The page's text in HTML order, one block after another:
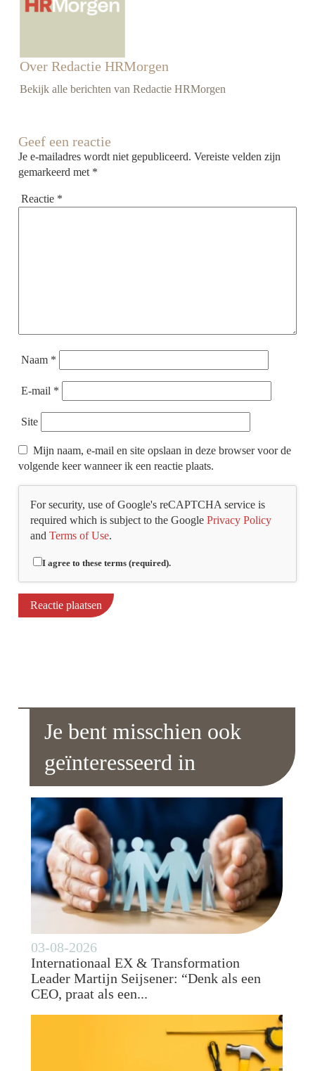
Over Redactie HRMorgen
Bekijk alle berichten van Redactie HRMorgen
Geef een reactie
Je e-mailadres wordt niet gepubliceerd. Vereiste velden zijn
gemarkeerd met *
Reactie *
Naam *
E-mail *
Site
Mijn naam, e-mail en site opslaan in deze browser voor de
volgende keer wanneer ik een reactie plaats.
For security, use of Google's reCAPTCHA service is
required which is subject to the GooglePrivacy Policy
andTerms of Use.
I agree to these terms (required).
Je bent misschien ook
geïnteresseerd in
03-08-2026
Internationaal EX & Transformation
Leader Martijn Seijsener: “Denk als een
CEO, praat als een...